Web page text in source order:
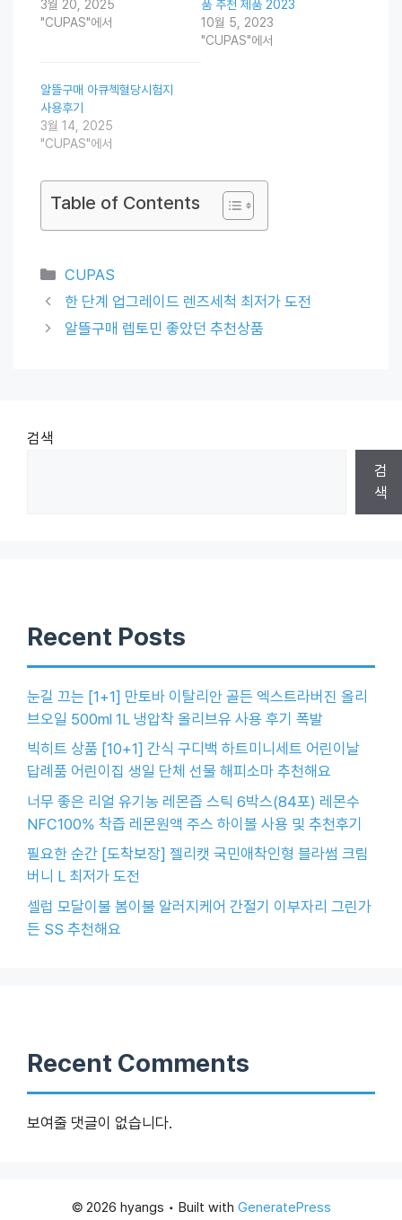
3월 20, 2025
"CUPAS"에서
품 추천 제품 2023
10월 5, 2023
"CUPAS"에서
알뜰구매 아큐첵혈당시험지
사용후기
3월 14, 2025
"CUPAS"에서
Table of Contents
Categories
CUPAS
한 단계 업그레이드 렌즈세척 최저가 도전
알뜰구매 렙토민 좋았던 추천상품
검색
검
색
Recent Posts
눈길 끄는 [1+1] 만토바 이탈리안 골든 엑스트라버진 올리
브오일 500ml 1L 냉압착 올리브유 사용 후기 폭발
빅히트 상품 [10+1] 간식 구디백 하트미니세트 어린이날
답례품 어린이집 생일 단체 선물 해피소마 추천해요
너무 좋은 리얼 유기농 레몬즙 스틱 6박스(84포) 레몬수
NFC100% 착즙 레몬원액 주스 하이볼 사용 및 추천후기
필요한 순간 [도착보장] 젤리캣 국민애착인형 블라썸 크림
버니 L 최저가 도전
셀럽 모달이불 봄이불 알러지케어 간절기 이부자리 그린가
든 SS 추천해요
Recent Comments
보여줄 댓글이 없습니다.
© 2026 hyangs • Built with GeneratePress